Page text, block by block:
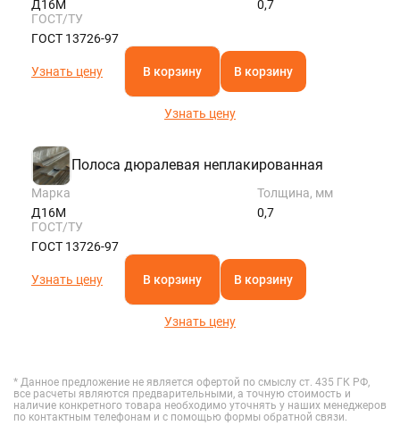
Д16М
0,7
ГОСТ/ТУ
ГОСТ 13726-97
Узнать цену В корзину В корзину
Узнать цену
Полоса дюралевая неплакированная
Марка
Д16М
Толщина, мм
0,7
ГОСТ/ТУ
ГОСТ 13726-97
Узнать цену В корзину В корзину
Узнать цену
* Данное предложение не является офертой по смыслу ст. 435 ГК РФ,
все расчеты являются предварительными, а точную стоимость и
наличие конкретного товара необходимо уточнять у наших менеджеров
по контактным телефонам и с помощью формы обратной связи.